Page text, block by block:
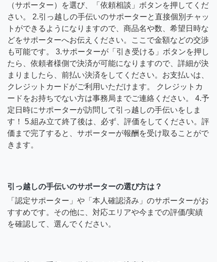
（サポーター）を選び、「依頼相談」ボタンを押してくだ
さい。 2.引っ越しの手伝いのサポーターと直接個別チャッ
トができるようになりますので、商品名や数、希望日時な
どをサポーターへお伝えください。ここで金額などの交渉
も可能です。 3.サポーターが「引き受ける」ボタンを押し
たら、依頼者様側で決済が可能になりますので、詳細が決
まりましたら、前払い決済をしてください。お支払いは、
クレジットカードがご利用いただけます。 クレジットカ
ードをお持ちでない方は事務局までご連絡ください。 4.予
定日時にサポーターが訪問して引っ越しの手伝いをしま
す！ 5.組み立て終了後は、必ず、評価をしてください。評
価まで完了すると、サポーターが報酬を受け取ることがで
きます。
引っ越しの手伝いのサポーターの選び方は？
「認定サポーター」や「本人確認済み」のサポーターがお
すすめです。その他に、対応エリアや今までの評価/実績
を確認して、選んでください。